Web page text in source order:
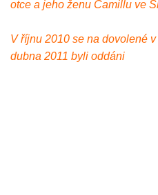
otce a jeho ženu Camillu ve
V říjnu 2010 se na dovolené
dubna 2011 byli oddáni